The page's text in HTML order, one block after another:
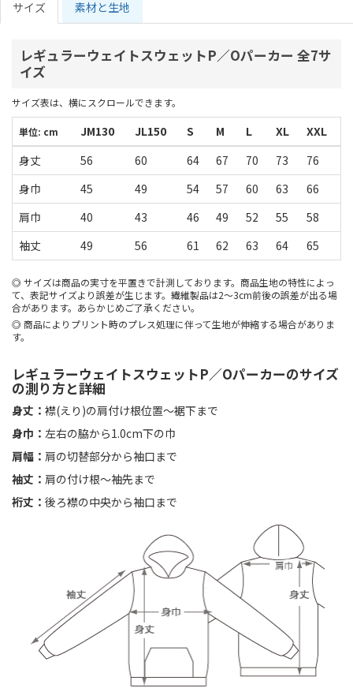
サイズ 素材と生地
レギュラーウェイトスウェットP／Oパーカー 全7サ
イズ
サイズ表は、横にスクロールできます。
単位: cm JM130 JL150 S M L XL
XXL
身丈
56 60 64 67 70 73
76
身巾
45 49 54 57 60 63
66
肩巾
40 43 46 49 52 55
58
袖丈
49 56 61 62 63 64 65
サイズは商品の実寸を平置きで計測しております。商品生地の特性によっ
て、表記サイズより誤差が生じます。繊維製品は2～3cm前後の誤差が出る場
合があります。あらかじめご了承ください。
商品によりプリント時のプレス処理に伴って生地が伸縮する場合がありま
す。
レギュラーウェイトスウェットP／Oパーカーのサイズ
の測り方と詳細
身丈： 襟(えり)の肩付け根位置〜裾下まで
身巾： 左右の脇から1.0cm下の巾
肩幅： 肩の切替部分から袖口まで
袖丈： 肩の付け根〜袖先まで
裄丈： 後ろ襟の中央から袖口まで